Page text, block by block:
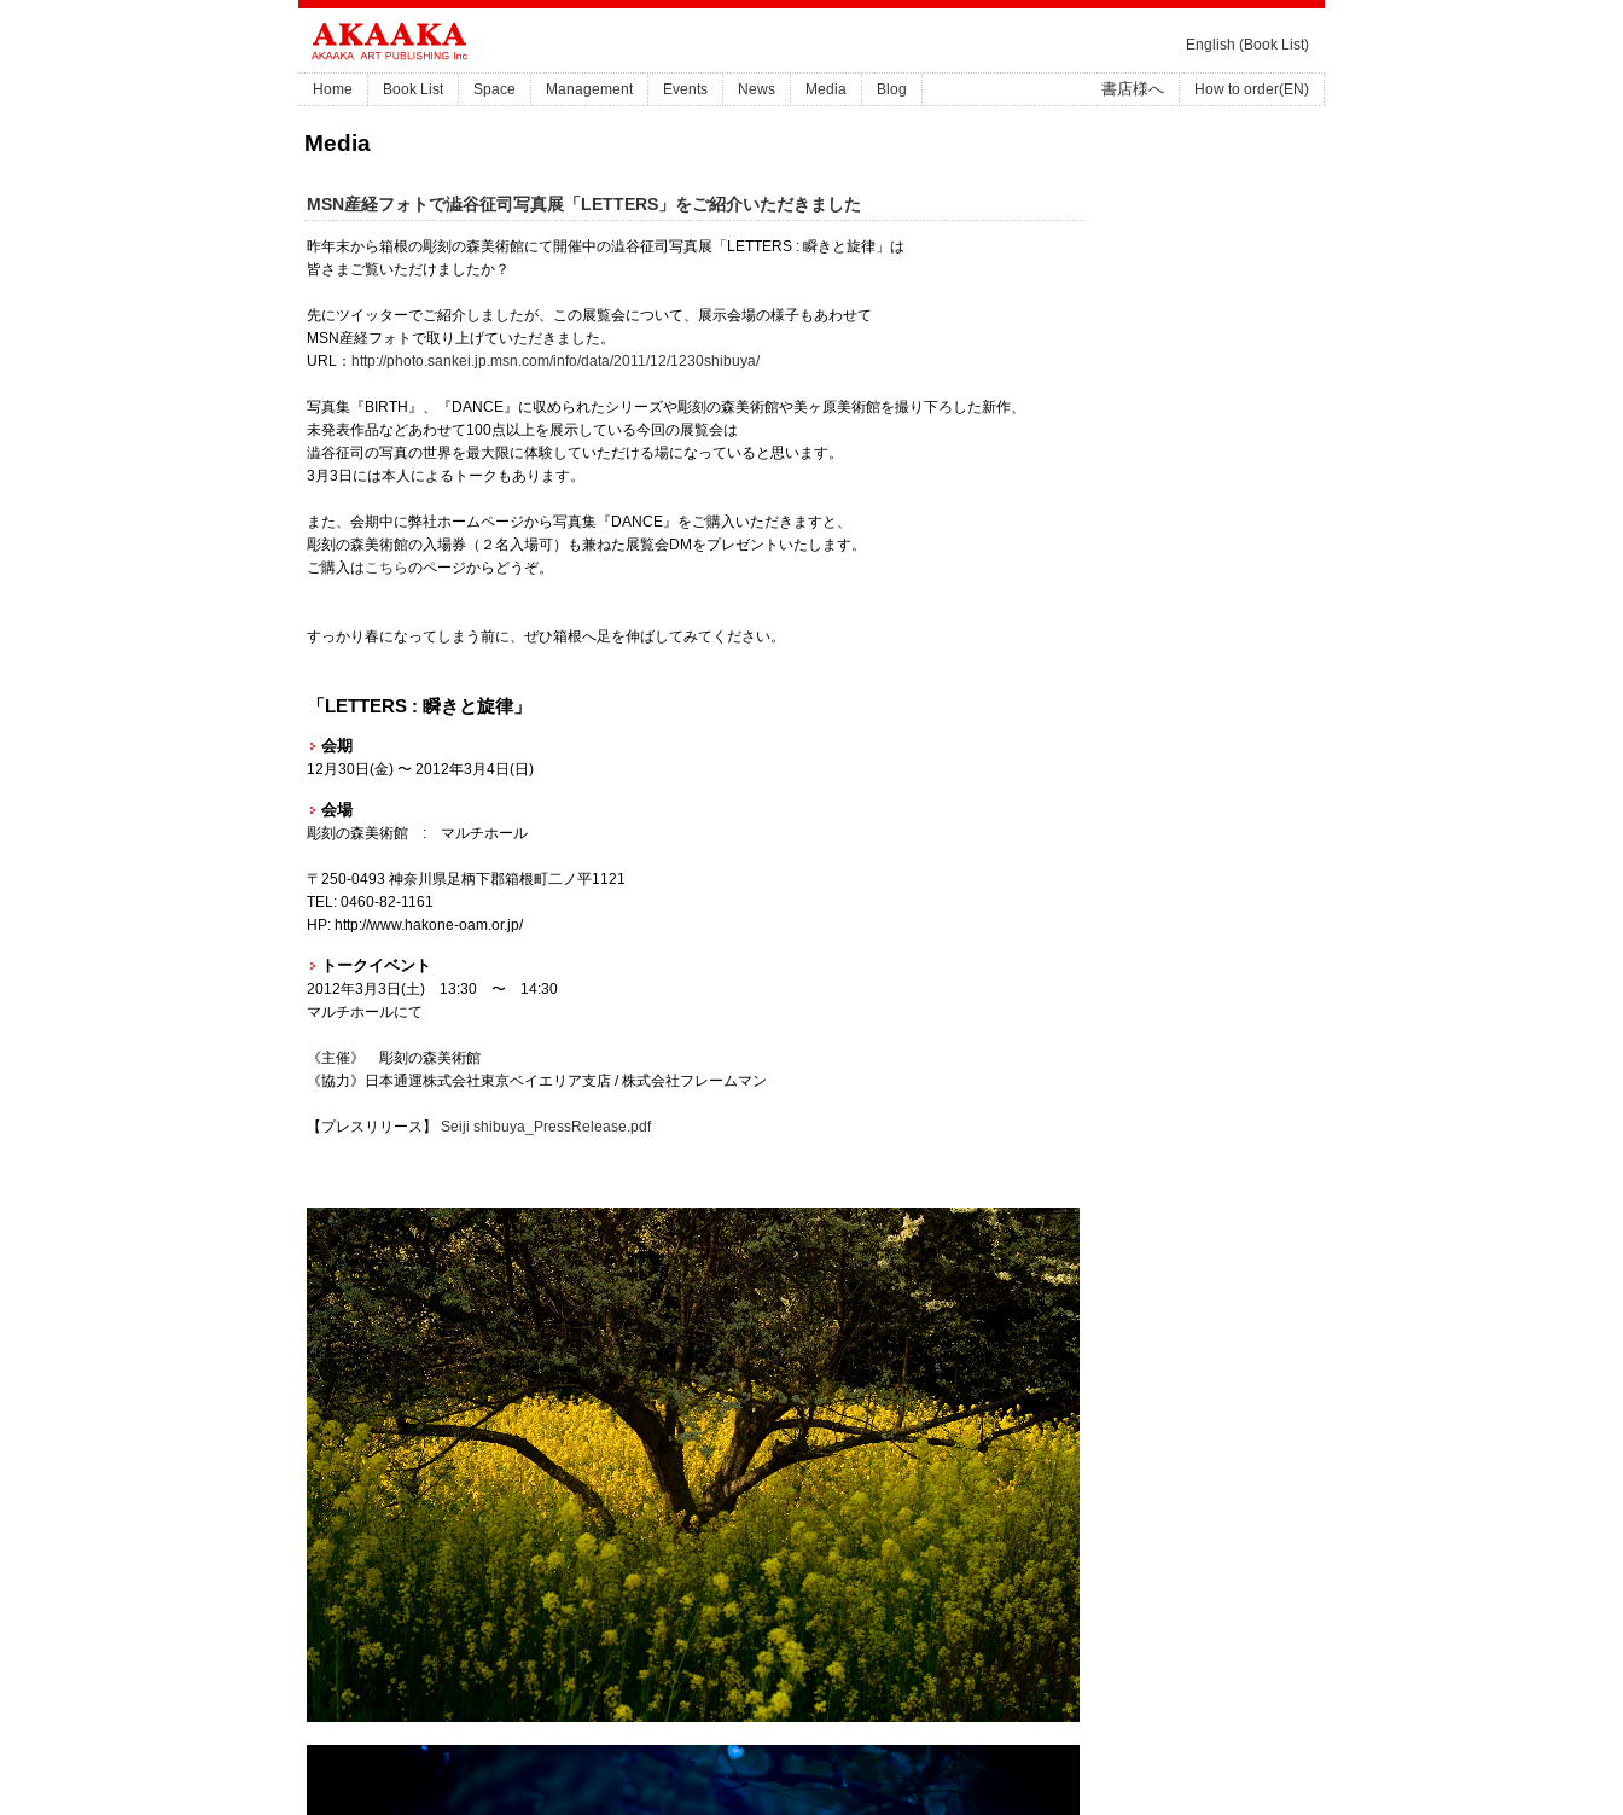
English (Book List)
Home Book List Space Management Events News Media Blog 書店様へ How to order(EN)
Media
MSN産経フォトで澁谷征司写真展「LETTERS」をご紹介いただきました
昨年末から箱根の彫刻の森美術館にて開催中の澁谷征司写真展「LETTERS : 瞬きと旋律」は
皆さまご覧いただけましたか？
先にツイッターでご紹介しましたが、この展覧会について、展示会場の様子もあわせて
MSN産経フォトで取り上げていただきました。
URL： http://photo.sankei.jp.msn.com/info/data/2011/12/1230shibuya/
写真集『BIRTH』、『DANCE』に収められたシリーズや彫刻の森美術館や美ヶ原美術館を撮り下ろした新作、
未発表作品などあわせて100点以上を展示している今回の展覧会は
澁谷征司の写真の世界を最大限に体験していただける場になっていると思います。
3月3日には本人によるトークもあります。
また、会期中に弊社ホームページから写真集『DANCE』をご購入いただきますと、
彫刻の森美術館の入場券（２名入場可）も兼ねた展覧会DMをプレゼントいたします。
ご購入はこちらのページからどうぞ。
すっかり春になってしまう前に、ぜひ箱根へ足を伸ばしてみてください。
「LETTERS : 瞬きと旋律」
会期
12月30日(金) 〜 2012年3月4日(日)
会場
彫刻の森美術館 : マルチホール
〒250-0493 神奈川県足柄下郡箱根町二ノ平1121
TEL: 0460-82-1161
HP: http://www.hakone-oam.or.jp/
トークイベント
2012年3月3日(土) 13:30 〜 14:30
マルチホールにて
《主催》 彫刻の森美術館
《協力》日本通運株式会社東京ベイエリア支店 / 株式会社フレームマン
【プレスリリース】 Seiji shibuya_PressRelease.pdf